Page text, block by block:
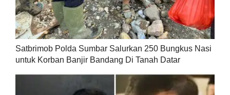
Satbrimob Polda Sumbar Salurkan 250 Bungkus Nasi
untuk Korban Banjir Bandang Di Tanah Datar